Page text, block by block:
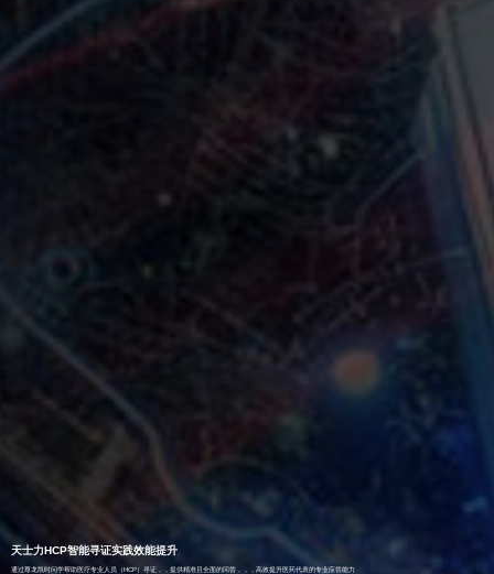
天士力HCP智能寻证实践效能提升
通过尊龙凯时问学帮助医疗专业人员（HCP）寻证，，提供精准且全面的回答，，，高效提升医药代表的专业应答能力